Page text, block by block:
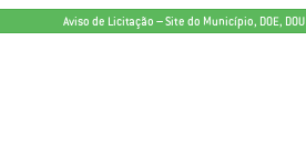
Aviso de Licitação – Site do Município, DOE, DOU